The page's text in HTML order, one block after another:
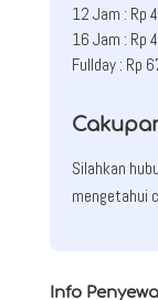
12 Jam : Rp
16 Jam : Rp
Fullday : Rp
Silahkan
mengetahui
Info